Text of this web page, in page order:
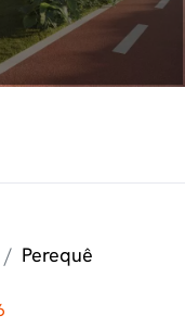
Perequê